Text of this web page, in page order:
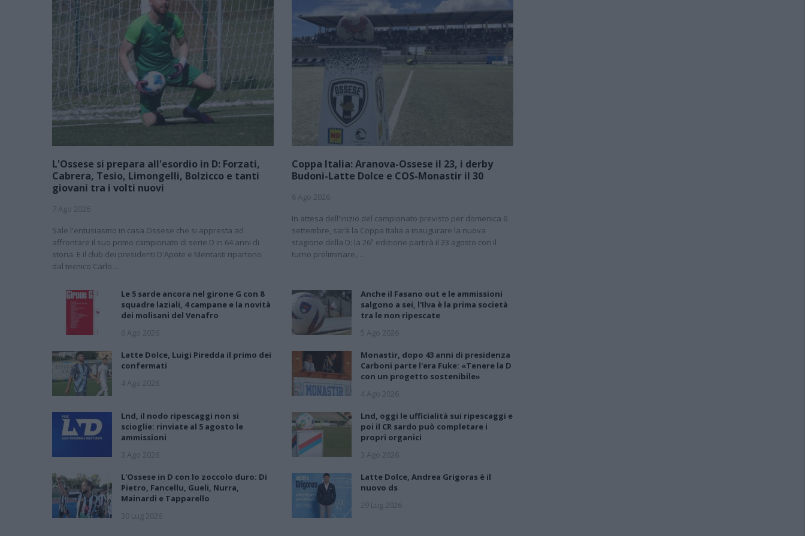
L'Ossese si prepara all'esordio in D: Forzati,
Cabrera, Tesio, Limongelli, Bolzicco e tanti
giovani tra i volti nuovi
7 Ago 2026
Sale l'entusiasmo in casa Ossese che si appresta ad
affrontare il suo primo campionato di serie D in 64 anni di
storia. E il club dei presidenti D'Apote e Mentasti ripartono
dal tecnico Carlo…
Coppa Italia: Aranova-Ossese il 23, i derby
Budoni-Latte Dolce e COS-Monastir il 30
6 Ago 2026
In attesa dell'inizio del campionato previsto per domenica 6
settembre, sarà la Coppa Italia a inaugurare la nuova
stagione della D: la 26ª edizione partirà il 23 agosto con il
turno preliminare,…
Le 5 sarde ancora nel girone G con 8
squadre laziali, 4 campane e la novità
dei molisani del Venafro
6 Ago 2026
Anche il Fasano out e le ammissioni
salgono a sei, l'Ilva è la prima società
tra le non ripescate
5 Ago 2026
Latte Dolce, Luigi Piredda il primo dei
confermati
4 Ago 2026
Monastir, dopo 43 anni di presidenza
Carboni parte l'era Fuke: «Tenere la D
con un progetto sostenibile»
4 Ago 2026
Lnd, il nodo ripescaggi non si
scioglie: rinviate al 5 agosto le
ammissioni
3 Ago 2026
Lnd, oggi le ufficialità sui ripescaggi e
poi il CR sardo può completare i
propri organici
3 Ago 2026
L'Ossese in D con lo zoccolo duro: Di
Pietro, Fancellu, Gueli, Nurra,
Mainardi e Tapparello
30 Lug 2026
Latte Dolce, Andrea Grigoras è il
nuovo ds
29 Lug 2026